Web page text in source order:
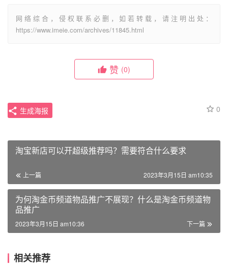
网络综合，侵权联系必删，如若转载，请注明出处：
https://www.imeie.com/archives/11845.html
赞 (0)
0
生成海报
淘宝新店可以开超级推荐吗？需要符合什么要求
上一篇 2023年3月15日 am10:35
为何淘金币频道物品推广不展现？什么是淘金币频道物
品推广
下一篇
2023年3月15日 am10:36
相关推荐